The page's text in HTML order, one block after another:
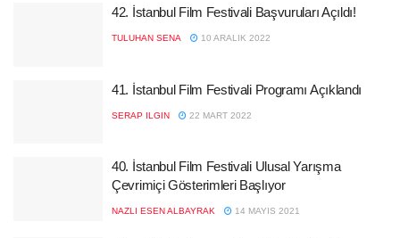
42. İstanbul Film Festivali Başvuruları Açıldı!
TULUHAN SENA 10 ARALIK 2022
41. İstanbul Film Festivali Programı Açıklandı
SERAP ILGIN 22 MART 2022
40. İstanbul Film Festivali Ulusal Yarışma
Çevrimiçi Gösterimleri Başlıyor
NAZLI ESEN ALBAYRAK 14 MAYIS 2021